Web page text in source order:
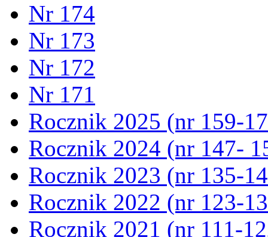
Nr 174
Nr 173
Nr 172
Nr 171
Rocznik 2025 (nr 159-
Rocznik 2024 (nr 147-
Rocznik 2023 (nr 135-
Rocznik 2022 (nr 123-
Rocznik 2021 (nr 111-